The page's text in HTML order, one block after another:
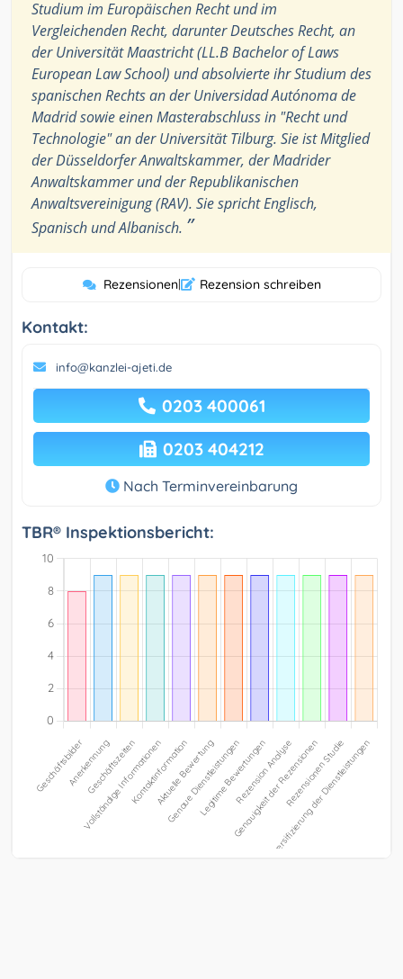
Studium im Europäischen Recht und im
Vergleichenden Recht, darunter Deutsches Recht, an
der Universität Maastricht (LL.B Bachelor of Laws
European Law School) und absolvierte ihr Studium des
spanischen Rechts an der Universidad Autónoma de
Madrid sowie einen Masterabschluss in "Recht und
Technologie" an der Universität Tilburg. Sie ist Mitglied
der Düsseldorfer Anwaltskammer, der Madrider
Anwaltskammer und der Republikanischen
Anwaltsvereinigung (RAV). Sie spricht Englisch,
Spanisch und Albanisch. ”
Rezensionen| Rezension schreiben
Kontakt:
info@kanzlei-ajeti.de
0203 400061
0203 404212
Nach Terminvereinbarung
TBR® Inspektionsbericht: